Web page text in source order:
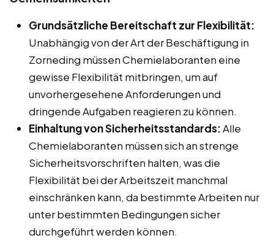
Grundsätzliche Bereitschaft zur Flexibilität:
Unabhängig von der Art der Beschäftigung in
Zorneding müssen Chemielaboranten eine
gewisse Flexibilität mitbringen, um auf
unvorhergesehene Anforderungen und
dringende Aufgaben reagieren zu können.
Einhaltung von Sicherheitsstandards:Alle
Chemielaboranten müssen sich an strenge
Sicherheitsvorschriften halten, was die
Flexibilität bei der Arbeitszeit manchmal
einschränken kann, da bestimmte Arbeiten nur
unter bestimmten Bedingungen sicher
durchgeführt werden können.